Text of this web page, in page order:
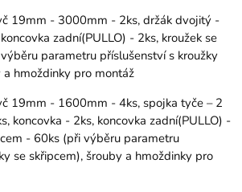
19mm - 3000mm - 2ks, držák dvojitý -
zadní(PULLO) - 2ks, kroužek se
parametru příslušenství s kroužky
a hmoždinky pro montáž
19mm - 1600mm - 4ks, spojka tyče – 2
koncovka - 2ks, koncovka zadní(PULLO) -
- 60ks (při výběru parametru
se skřipcem), šrouby a hmoždinky pro